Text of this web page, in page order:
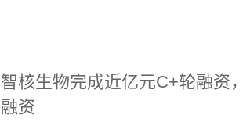
智核生物完成近亿元C+轮融资
融资